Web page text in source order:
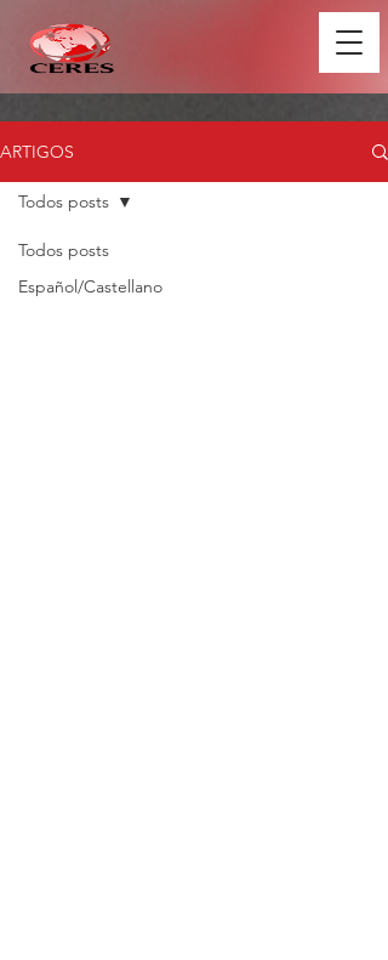
ARTIGOS
Todos posts
Español/Castellano
Todos posts